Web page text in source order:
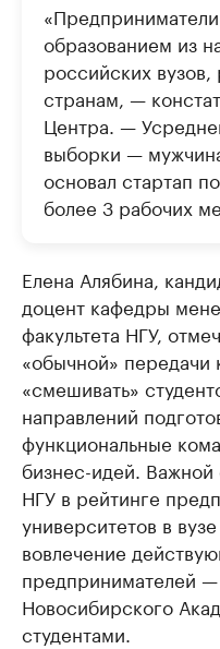
образованием из
российских
странам, —
Центра. —
выборки —
основал стартап
более 3 рабочих
Елена Алябина,
доцент кафедры
факультета НГУ,
«обычной» передачи
«смешивать»
направлений
функциональные
бизнес-идей.
НГУ в рейтинге
университетов в
вовлечение
предпринимателей
Новосибирского
студентами.